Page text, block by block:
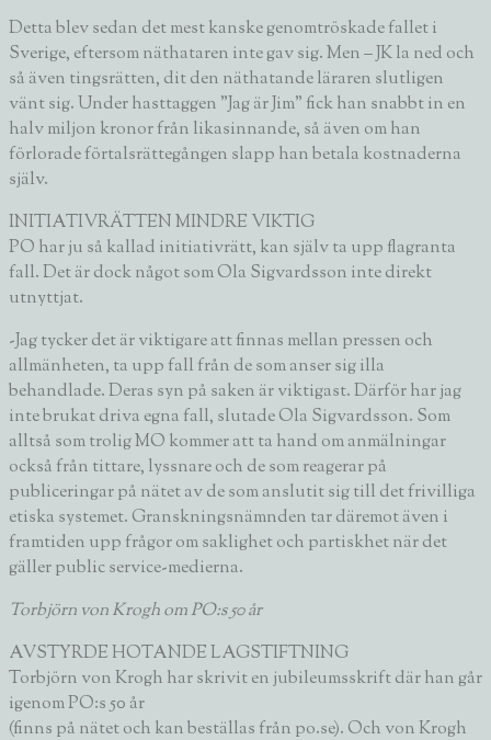
Detta blev sedan det mest kanske genomtröskade fallet i
Sverige, eftersom näthataren inte gav sig. Men – JK la ned och
så även tingsrätten, dit den näthatande läraren slutligen
vänt sig. Under hasttaggen ”Jag är Jim” fick han snabbt in en
halv miljon kronor från likasinnande, så även om han
förlorade förtalsrättegången slapp han betala kostnaderna
själv.
INITIATIVRÄTTEN MINDRE VIKTIG
PO har ju så kallad initiativrätt, kan själv ta upp flagranta
fall. Det är dock något som Ola Sigvardsson inte direkt
utnyttjat.
-Jag tycker det är viktigare att finnas mellan pressen och
allmänheten, ta upp fall från de som anser sig illa
behandlade. Deras syn på saken är viktigast. Därför har jag
inte brukat driva egna fall, slutade Ola Sigvardsson. Som
alltså som trolig MO kommer att ta hand om anmälningar
också från tittare, lyssnare och de som reagerar på
publiceringar på nätet av de som anslutit sig till det frivilliga
etiska systemet. Granskningsnämnden tar däremot även i
framtiden upp frågor om saklighet och partiskhet när det
gäller public service-medierna.
Torbjörn von Krogh om PO:s 50 år
AVSTYRDE HOTANDE LAGSTIFTNING
Torbjörn von Krogh har skrivit en jubileumsskrift där han går
igenom PO:s 50 år
(finns på nätet och kan beställas från po.se). Och von Krogh